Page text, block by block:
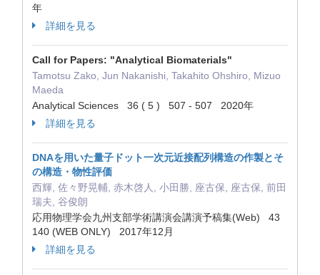
年
詳細を見る
Call for Papers: "Analytical Biomaterials"
Tamotsu Zako, Jun Nakanishi, Takahito Ohshiro, Mizuo
Maeda
Analytical Sciences 36 ( 5 ) 507 - 507 2020年
詳細を見る
DNAを用いた量子ドット一次元近接配列構造の作製とそ
の構造・物性評価
西輝, 佐々野晃輔, 赤木啓人, 小田勝, 座古保, 座古保, 前田
瑞夫, 谷俊朗
応用物理学会九州支部学術講演会講演予稿集(Web) 43
140 (WEB ONLY) 2017年12月
詳細を見る